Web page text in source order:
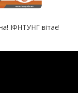
ІФНТУНГ вітає!